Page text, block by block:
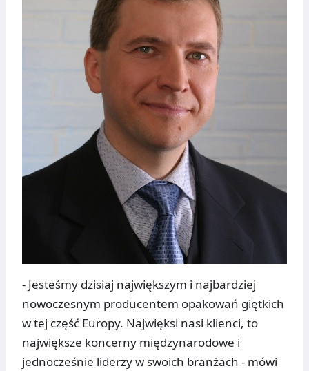
- Jesteśmy dzisiaj największym i najbardziej
nowoczesnym producentem opakowań giętkich
w tej część Europy. Najwięksi nasi klienci, to
największe koncerny międzynarodowe i
jednocześnie liderzy w swoich branżach - mówi